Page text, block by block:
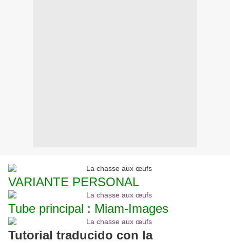
VARIANTE PERSONAL
Tube principal : Miam-Images
Tutorial traducido con la